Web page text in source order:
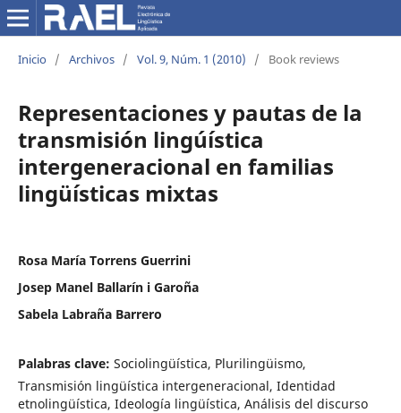
Inicio / Archivos / Vol. 9, Núm. 1 (2010) / Book reviews
Representaciones y pautas de la
transmisión lingúística
intergeneracional en familias
lingüísticas mixtas
Rosa María Torrens Guerrini
Josep Manel Ballarín i Garoña
Sabela Labraña Barrero
Palabras clave: Sociolingüística, Plurilingüismo,
Transmisión lingüística intergeneracional, Identidad
etnolingüística, Ideología lingüística, Análisis del discurso